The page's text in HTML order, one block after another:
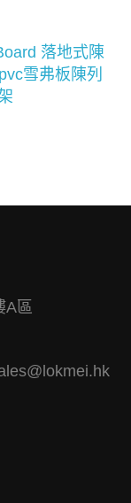
落地式陳
pvc雪弗板陳列
A區